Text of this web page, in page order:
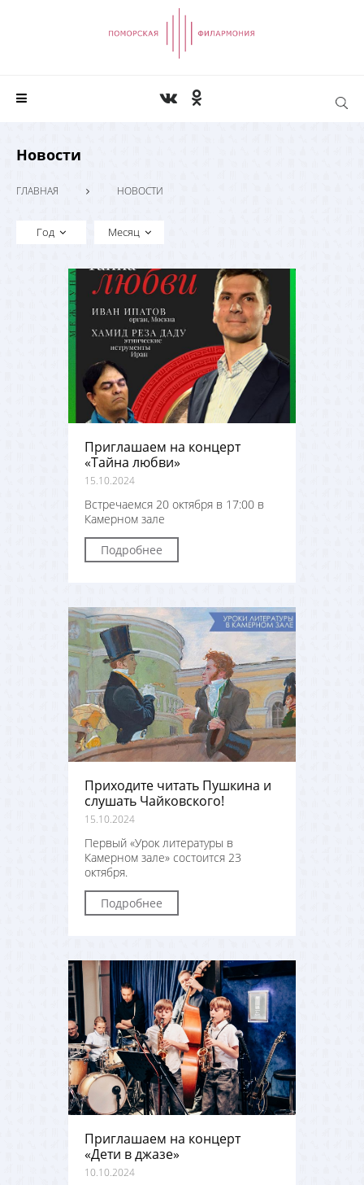
Новости
ГЛАВНАЯ НОВОСТИ
Год Месяц
Приглашаем на концерт
«Тайна любви»
15.10.2024
Встречаемся 20 октября в 17:00 в
Камерном зале
Подробнее
Приходите читать Пушкина и
слушать Чайковского!
15.10.2024
Первый «Урок литературы в
Камерном зале» состоится 23
октября.
Подробнее
Приглашаем на концерт
«Дети в джазе»
10.10.2024